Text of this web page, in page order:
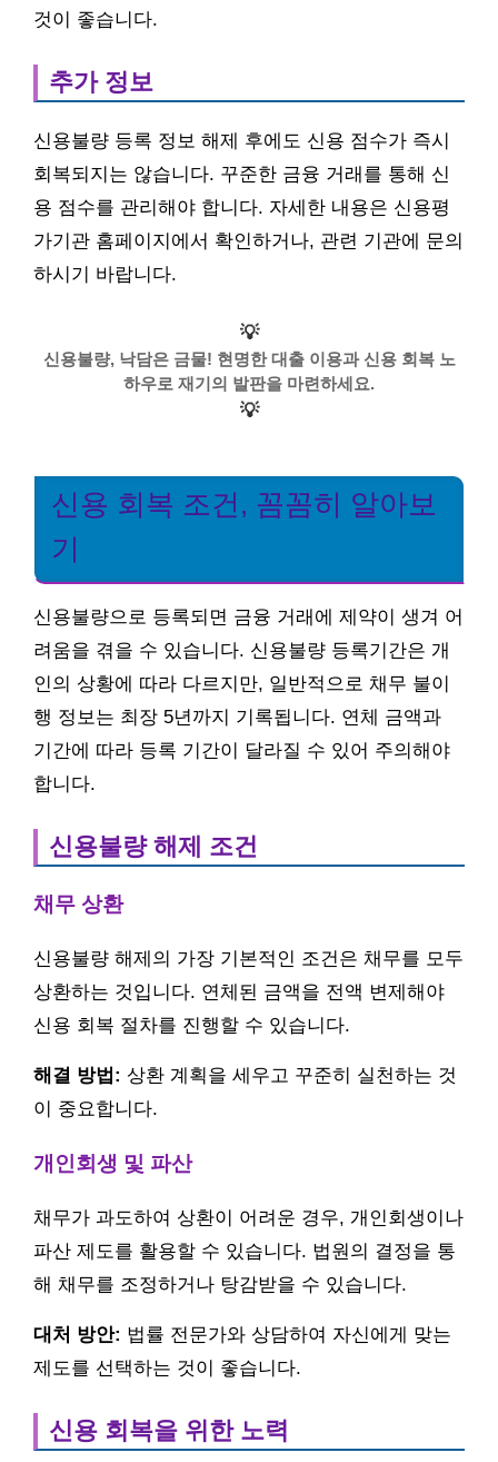
것이 좋습니다.
추가 정보
신용불량 등록 정보 해제 후에도 신용 점수가 즉시
회복되지는 않습니다. 꾸준한 금융 거래를 통해 신
용 점수를 관리해야 합니다. 자세한 내용은 신용평
가기관 홈페이지에서 확인하거나, 관련 기관에 문의
하시기 바랍니다.
💡
신용불량, 낙담은 금물! 현명한 대출 이용과 신용 회복 노
하우로 재기의 발판을 마련하세요.
💡
신용 회복 조건, 꼼꼼히 알아보
기
신용불량으로 등록되면 금융 거래에 제약이 생겨 어
려움을 겪을 수 있습니다. 신용불량 등록기간은 개
인의 상황에 따라 다르지만, 일반적으로 채무 불이
행 정보는 최장 5년까지 기록됩니다. 연체 금액과
기간에 따라 등록 기간이 달라질 수 있어 주의해야
합니다.
신용불량 해제 조건
채무 상환
신용불량 해제의 가장 기본적인 조건은 채무를 모두
상환하는 것입니다. 연체된 금액을 전액 변제해야
신용 회복 절차를 진행할 수 있습니다.
해결 방법: 상환 계획을 세우고 꾸준히 실천하는 것
이 중요합니다.
개인회생 및 파산
채무가 과도하여 상환이 어려운 경우, 개인회생이나
파산 제도를 활용할 수 있습니다. 법원의 결정을 통
해 채무를 조정하거나 탕감받을 수 있습니다.
대처 방안: 법률 전문가와 상담하여 자신에게 맞는
제도를 선택하는 것이 좋습니다.
신용 회복을 위한 노력